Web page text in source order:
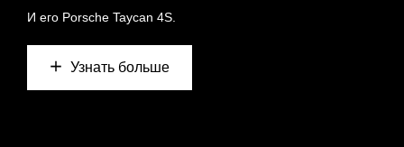
И его Porsche Taycan 4S.
Узнать больше